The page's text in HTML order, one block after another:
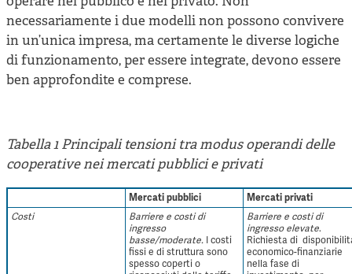
necessariamente i due modelli non possono convivere
in un’unica impresa, ma certamente le diverse logiche
di funzionamento, per essere integrate, devono essere
ben approfondite e comprese.
Tabella 1 Principali tensioni tra modus operandi delle
cooperative nei mercati pubblici e privati
Mercati pubblici Mercati privati
Costi
Barriere e costi di
ingresso
basse/moderate. I costi
fissi e di struttura sono
spesso coperti o
Barriere e costi di
ingresso elevate.
Richiesta di
economico-finanziarie
nella fase di